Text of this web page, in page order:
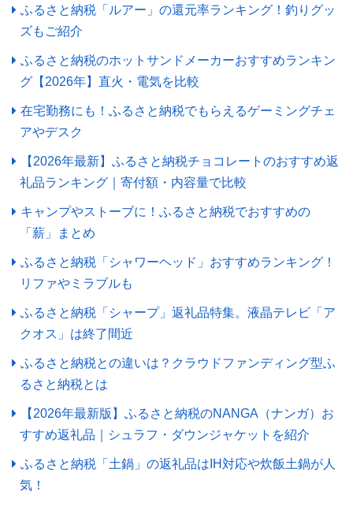
ふるさと納税「ルアー」の還元率ランキング！釣りグッ
ズもご紹介
ふるさと納税のホットサンドメーカーおすすめランキン
グ【2026年】直火・電気を比較
在宅勤務にも！ふるさと納税でもらえるゲーミングチェ
アやデスク
【2026年最新】ふるさと納税チョコレートのおすすめ返
礼品ランキング｜寄付額・内容量で比較
キャンプやストーブに！ふるさと納税でおすすめの
「薪」まとめ
ふるさと納税「シャワーヘッド」おすすめランキング！
リファやミラブルも
ふるさと納税「シャープ」返礼品特集。液晶テレビ「ア
クオス」は終了間近
ふるさと納税との違いは？クラウドファンディング型ふ
るさと納税とは
【2026年最新版】ふるさと納税のNANGA（ナンガ）お
すすめ返礼品｜シュラフ・ダウンジャケットを紹介
ふるさと納税「土鍋」の返礼品はIH対応や炊飯土鍋が人
気！